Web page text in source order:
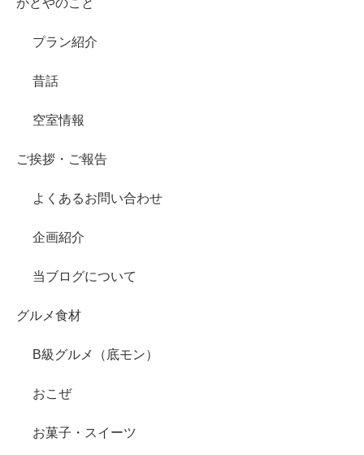
かどやのこと
プラン紹介
昔話
空室情報
ご挨拶・ご報告
よくあるお問い合わせ
企画紹介
当ブログについて
グルメ食材
B級グルメ（底モン）
おこぜ
お菓子・スイーツ